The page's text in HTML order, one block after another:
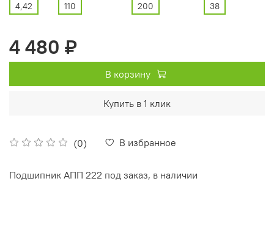
(0) В избранное
4,42 110 200 38
4 480 ₽
В корзину
Купить в 1 клик
Подшипник АПП 222 под заказ, в наличии